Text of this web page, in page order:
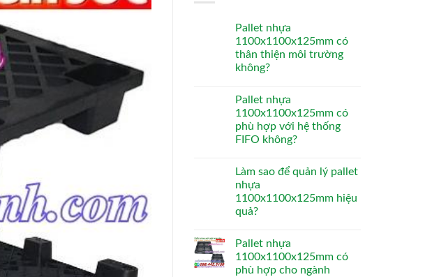
Pallet nhựa
1100x1100x125mm có
thân thiện môi trường
không?
Pallet nhựa
1100x1100x125mm có
phù hợp với hệ thống
FIFO không?
Làm sao để quản lý pallet
nhựa
1100x1100x125mm hiệu
quả?
Pallet nhựa
1100x1100x125mm có
phù hợp cho ngành